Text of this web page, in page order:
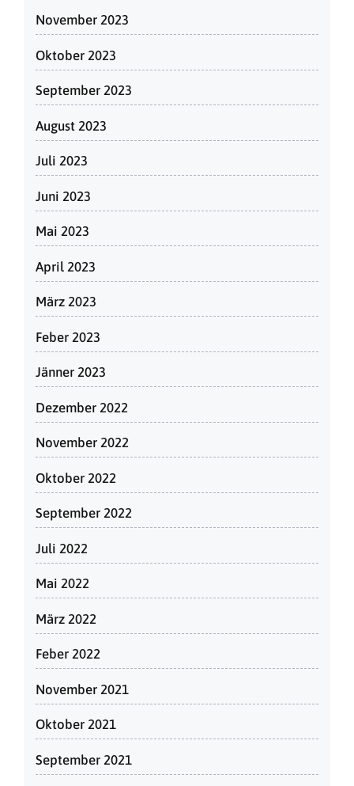
November 2023
Oktober 2023
September 2023
August 2023
Juli 2023
Juni 2023
Mai 2023
April 2023
März 2023
Feber 2023
Jänner 2023
Dezember 2022
November 2022
Oktober 2022
September 2022
Juli 2022
Mai 2022
März 2022
Feber 2022
November 2021
Oktober 2021
September 2021